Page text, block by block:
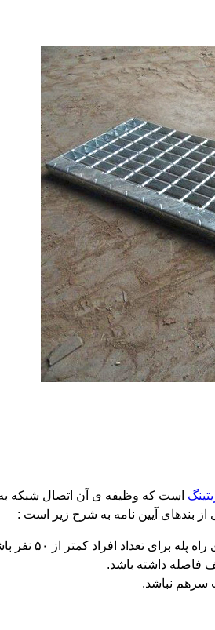
است که وظیفه ی آن اتصال شبکه
بندهای آیین نامه به شرح زیر است :
سرهم نباشد.